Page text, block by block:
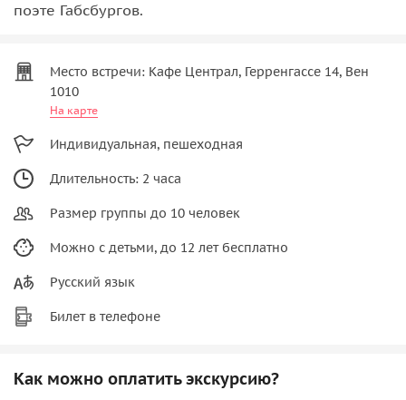
поэте Габсбургов.
Место встречи: Кафе Централ, Герренгассе 14, Вен
1010
На карте
Индивидуальная, пешеходная
Длительность: 2 часа
Размер группы до 10 человек
Можно с детьми, до 12 лет бесплатно
Русский язык
Билет в телефоне
Как можно оплатить экскурсию?